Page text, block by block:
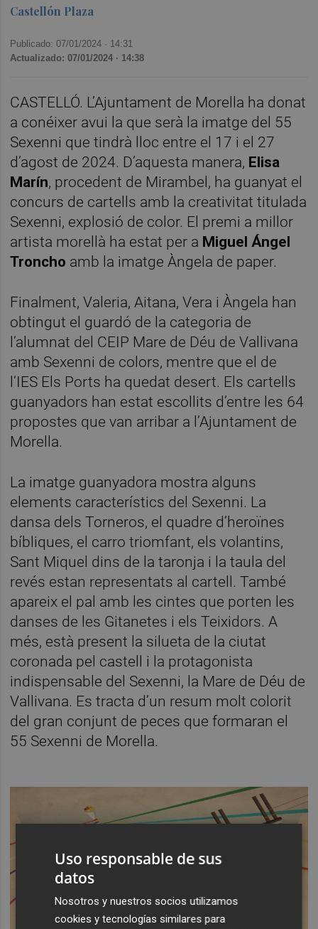
Castellón Plaza
Publicado: 07/01/2024 · 14:31
Actualizado: 07/01/2024 · 14:38
CASTELLÓ. L’Ajuntament de Morella ha donat
a conéixer avui la que serà la imatge del 55
Sexenni que tindrà lloc entre el 17 i el 27
d’agost de 2024. D’aquesta manera, Elisa
Marín, procedent de Mirambel, ha guanyat el
concurs de cartells amb la creativitat titulada
Sexenni, explosió de color. El premi a millor
artista morellà ha estat per a Miguel Ángel
Troncho amb la imatge Àngela de paper.
Finalment, Valeria, Aitana, Vera i Àngela han
obtingut el guardó de la categoria de
l’alumnat del CEIP Mare de Déu de Vallivana
amb Sexenni de colors, mentre que el de
l’IES Els Ports ha quedat desert. Els cartells
guanyadors han estat escollits d’entre les 64
propostes que van arribar a l’Ajuntament de
Morella.
La imatge guanyadora mostra alguns
elements característics del Sexenni. La
dansa dels Torneros, el quadre d’heroïnes
bíbliques, el carro triomfant, els volantins,
Sant Miquel dins de la taronja i la taula del
revés estan representats al cartell. També
apareix el pal amb les cintes que porten les
danses de les Gitanetes i els Teixidors. A
més, està present la silueta de la ciutat
coronada pel castell i la protagonista
indispensable del Sexenni, la Mare de Déu de
Vallivana. Es tracta d’un resum molt colorit
del gran conjunt de peces que formaran el
55 Sexenni de Morella.
Uso responsable de sus
datos
Nosotros y nuestros socios utilizamos
cookies y tecnologías similares para